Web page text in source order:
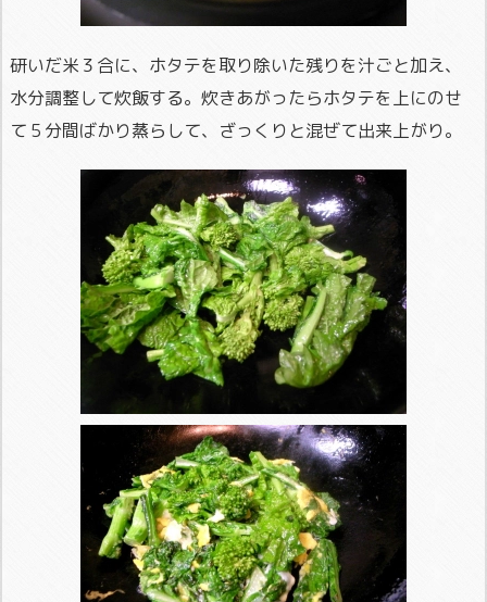
研いだ米３合に、ホタテを取り除いた残りを汁ごと加え、
水分調整して炊飯する。炊きあがったらホタテを上にのせ
て５分間ばかり蒸らして、ざっくりと混ぜて出来上がり。